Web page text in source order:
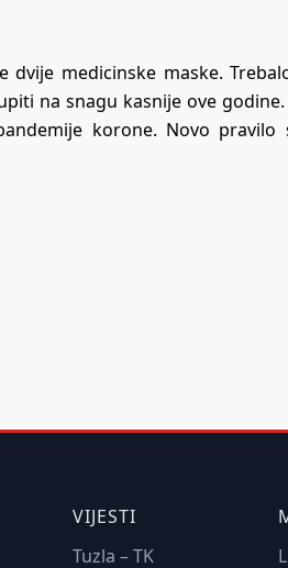
dvije medicinske maske.
na snagu kasnije ove
korone. Novo pravilo
VIJESTI
Tuzla – TK